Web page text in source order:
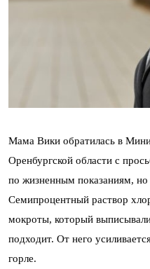
Мама Вики обратилась в
Оренбургской области с
по жизненным показаниям, но
Семипроцентный раствор
мокроты, который
подходит. От него
горле.